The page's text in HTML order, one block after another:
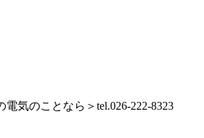
電気のことなら＞ tel.026-222-8323